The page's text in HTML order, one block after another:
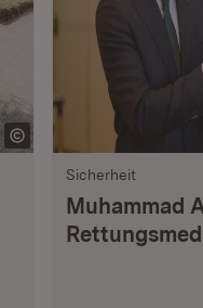
Sicherheit
Muhammad